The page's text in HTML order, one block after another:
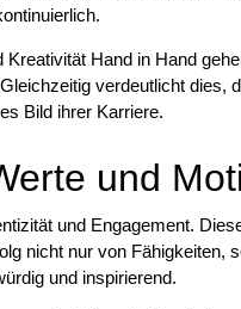
Hand in Hand
verdeutlicht dies,
Bild ihrer Karriere.
und
und Engagement.
nicht nur von Fähigkeiten,
und inspirierend.